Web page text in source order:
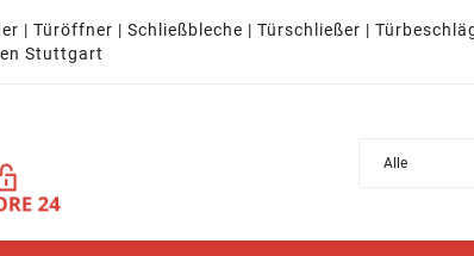
| Türöffner | Schließbleche | Türschließer |
Stuttgart